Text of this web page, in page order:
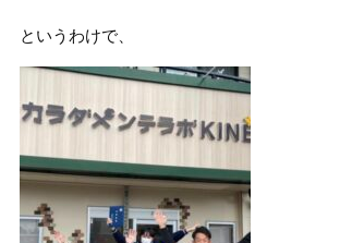
というわけで、